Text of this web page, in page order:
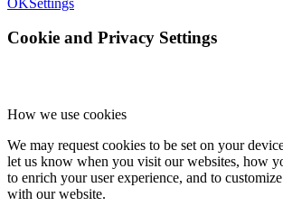
Cookie and Privacy Settings
How we use cookies
We may request cookies to be set on your
let us know when you visit our websites, how
to enrich your user experience, and to
with our website.